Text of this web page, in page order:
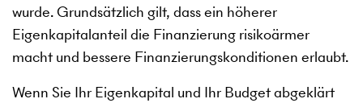
wurde. Grundsätzlich gilt, dass ein höherer
Eigenkapitalanteil die Finanzierung risikoärmer
macht und bessere Finanzierungskonditionen erlaubt.
Wenn Sie Ihr Eigenkapital und Ihr Budget abgeklärt